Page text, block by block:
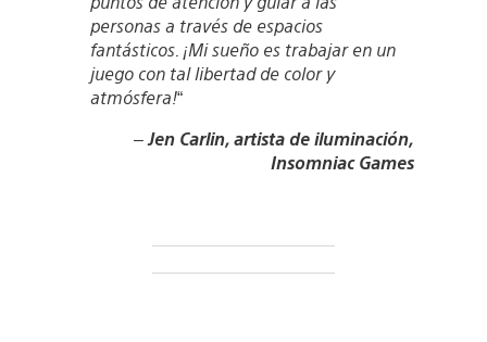
personas a través de espacios
fantásticos. ¡Mi sueño es trabajar en un
juego con tal libertad de color y
atmósfera!“
–Jen Carlin, artista de iluminación,
Insomniac Games